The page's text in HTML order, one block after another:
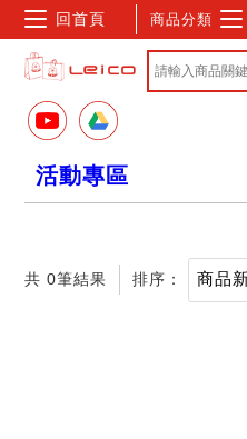
回首頁 商品分類
活動專區
共 0筆結果 排序：